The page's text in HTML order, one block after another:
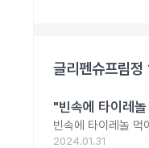
글리펜슈프림
"빈속에 타이레
빈속에 타이레놀 먹
2024.01.31